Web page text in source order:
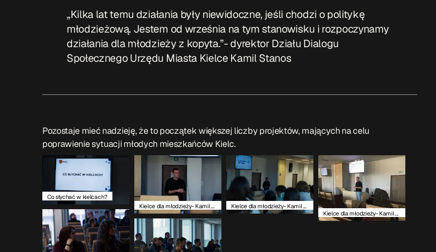
„Kilka lat temu działania były niewidoczne, jeśli chodzi o politykę
młodzieżową. Jestem od września na tym stanowisku i rozpoczynamy
działania dla młodzieży z kopyta.”- dyrektor Działu Dialogu
Społecznego Urzędu Miasta Kielce Kamil Stanos
Pozostaje mieć nadzieję, że to początek większej liczby projektów, mających na celu
poprawienie sytuacji młodych mieszkańców Kielc.
Co słychać w kielcach?
Kielce dla młodzieży- Kamil Stanos
Kielce dla młodzieży- Kamil Stanos
Kielce dla młodzieży- Kamil Stanos